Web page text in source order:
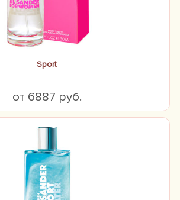
Sport
от 6887 руб.